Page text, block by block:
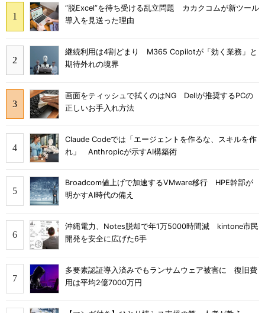
“脱Excel”を待ち受ける乱立問題 カカクコムが新ツール
導入を見送った理由
継続利用は4割どまり M365 Copilotが「効く業務」と
期待外れの境界
画面をティッシュで拭くのはNG Dellが推奨するPCの
正しいお手入れ方法
Claude Codeでは「エージェントを作るな、スキルを作
れ」 Anthropicが示すAI構築術
Broadcom値上げで加速するVMware移行 HPE幹部が
明かすAI時代の備え
沖縄電力、Notes脱却で年1万5000時間減 kintone市民
開発を安全に広げた6手
多要素認証導入済みでもランサムウェア被害に 復旧費
用は平均2億7000万円